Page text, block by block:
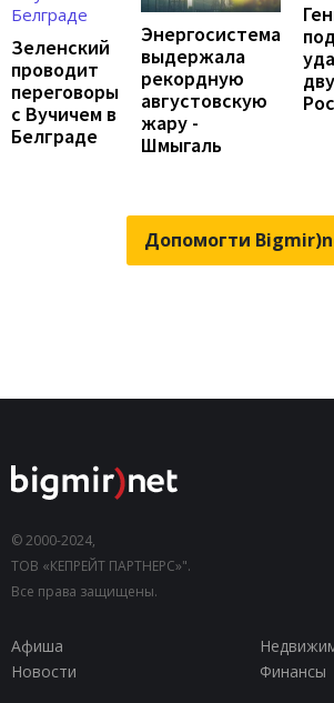
Зеленский
проводит
переговоры
с Вучичем в
Белграде
Энергосистема
выдержала
рекордную
августовскую
жару -
Шмыгаль
Допомогти
© 2000-2024,
ТОВ «КЕПРЕЙТ ПАРТНЕРС»".
Все права защищены.
Афиша
Новости
Финансы